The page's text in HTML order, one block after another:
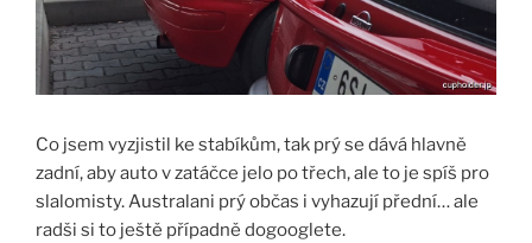
Co jsem vyzjistil ke stabíkům, tak prý se dává hlavně
zadní, aby auto v zatáčce jelo po třech, ale to je spíš pro
slalomisty. Australani prý občas i vyhazují přední… ale
radši si to ještě případně dogooglete.